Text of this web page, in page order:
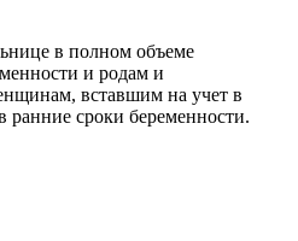
в полном объеме
и родам и
вставшим на учет в
сроки беременности.